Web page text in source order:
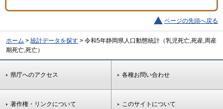
ページの先頭へ戻る
ホーム > 統計データを探す > 令和5年静岡県人口動態統計（乳児死亡,死産,周産
期死亡,死亡）
県庁へのアクセス 各種お問い合わせ
著作権・リンクについて このサイトについて